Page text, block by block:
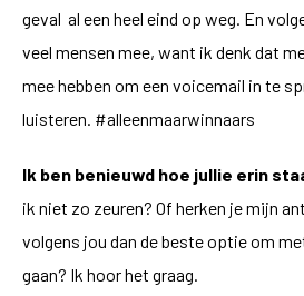
geval al een heel eind op weg. En
veel mensen mee, want ik denk dat
mee hebben om een voicemail in te
luisteren. #alleenmaarwinnaars
Ik ben benieuwd hoe jullie erin
ik niet zo zeuren? Of herken je mijn
volgens jou dan de beste optie om
gaan? Ik hoor het graag.